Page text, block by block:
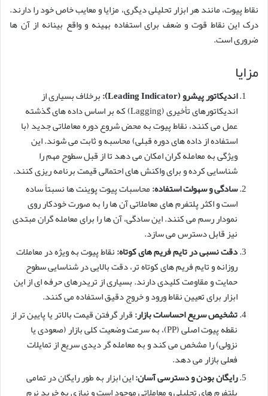
نقاط پیوت، مانند هر ابزار تحلیلی دیگری، مزایا و معایب خاص خود را دارند.
درک این نقاط قوت و ضعف برای استفاده بهینه و واقع بینانه از آن ها
ضروری است.
مزایا
اندیکاتور پیشرو (Leading Indicator):
برخلاف بسیاری از
اندیکاتورهای تأخیری (Lagging) که بر اساس داده های گذشته
عمل می کنند، نقاط پیوت به محض شروع دوره معاملاتی جدید (با
استفاده از داده های دوره قبلی) محاسبه و ثابت می شوند. این
ویژگی به معامله گران امکان می دهد تا از قبل سطوح مهم را
شناسایی کرده و برای واکنش های احتمالی قیمت برنامه ریزی کنند.
سادگی و سهولت استفاده:محاسبات پیوت پوینت ها نسبتاً ساده
است و اکثر پلتفرم های معاملاتی آن ها را به صورت خودکار روی
نمودار رسم می کنند. این سادگی، آن ها را برای معامله گران مبتدی
نیز قابل دسترس می سازد.
دقت نسبی در تایم فریم های کوتاه:نقاط پیوت به ویژه در معاملات
روزانه و تایم فریم های کوتاه تر، دقت بالایی در شناسایی سطوح
حمایت و مقاومت کلیدی دارند. بسیاری از تریدرهای حرفه ای از این
ابزار برای تعیین نقاط ورود و خروج دقیق استفاده می کنند.
تشخیص سریع احساسات بازار:قرار گرفتن قیمت بالاتر یا پایین تر از
نقطه پیوت اصلی (PP)، به سرعت وضعیت کلی بازار (صعودی یا
نزولی) را مشخص می کند و به معامله گر دیدی سریع از تمایلات
فعلی بازار می دهد.
رایگان بودن و دسترسی آسان:این ابزار به طور رایگان در تمامی
پلتفرم های تحلیلی و معاملاتی موجود است و نیازی به خرید نرم